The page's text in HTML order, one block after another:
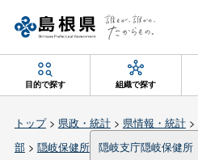
目的で探す 組織で探す
トップ> 県政・統計> 県情報・統計>
部> 隠岐保健所 隠岐支庁隠岐保健所